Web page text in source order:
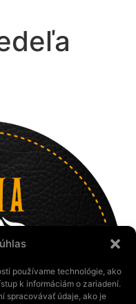
používame technológie, ako
k informáciám o zariadení.
spracovávať údaje, ako je